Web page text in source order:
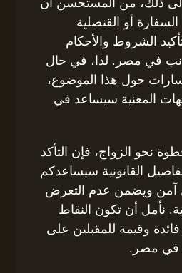
أو القنصلية
الشروط والأحكام
في مصر. لذا، في حال
حول هذا الموضوع،
المعنية سيساعد في
نحو الزواج، فإن التأكد
القانونية سيساعدكم
آمن ويضمن عدم التعرض
نأمل أن تكون النقاط
وقيمة للمقبلين على
في مصر.